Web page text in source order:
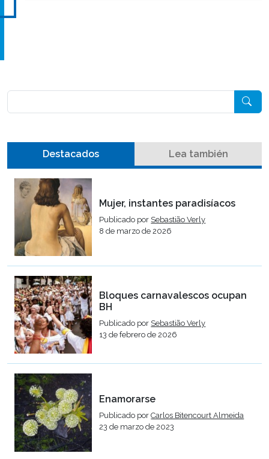
Destacados Lea también
Mujer, instantes paradisíacos
Publicado por Sebastião Verly
8 de marzo de 2026
Bloques carnavalescos ocupan
BH
Publicado por Sebastião Verly
13 de febrero de 2026
Enamorarse
Publicado porCarlos Bitencourt Almeida
23 de marzo de 2023